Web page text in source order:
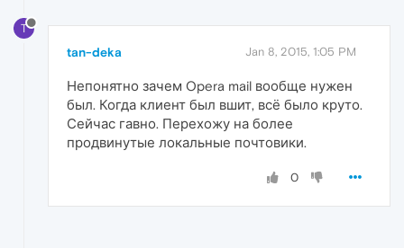
T
tan-deka Jan 8, 2015, 1:05 PM
Непонятно зачем Opera mail вообще нужен
был. Когда клиент был вшит, всё было круто.
Сейчас гавно. Перехожу на более
продвинутые локальные почтовики.
0